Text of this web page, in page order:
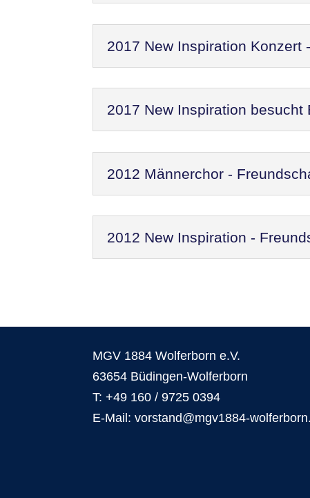
2017 New Inspiration Konzert
2017 New Inspiration
2012 Männerchor -
2012 New Inspiration -
MGV 1884 Wolferborn e.V.
63654 Büdingen-Wolferborn
T: +49 160 / 9725 0394
E-Mail: vorstand@mgv1884-